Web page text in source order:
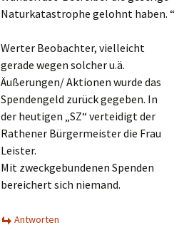
Naturkatastrophe gelohnt haben. “
Werter Beobachter, vielleicht
gerade wegen solcher u.ä.
Äußerungen/ Aktionen wurde das
Spendengeld zurück gegeben. In
der heutigen „SZ“ verteidigt der
Rathener Bürgermeister die Frau
Leister.
Mit zweckgebundenen Spenden
bereichert sich niemand.
Antworten